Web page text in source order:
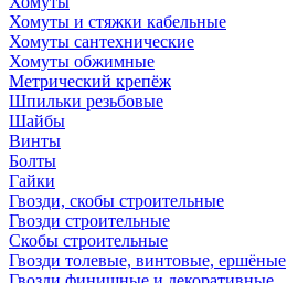
Хомуты и стяжки кабельные
Хомуты сантехнические
Хомуты обжимные
Метрический крепёж
Шпильки резьбовые
Шайбы
Винты
Болты
Гайки
Гвозди, скобы строительные
Гвозди строительные
Скобы строительные
Гвозди толевые, винтовые, ершёные